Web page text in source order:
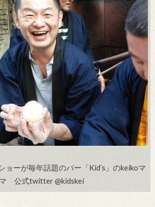
ョーが毎年話題のバー「Kid’s」のkeikoマ
マ 公式twitter @kidskei